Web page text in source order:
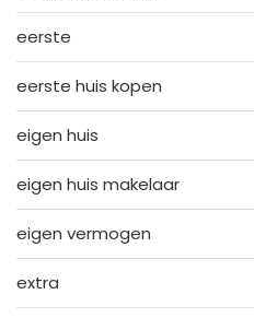
eerste
eerste huis kopen
eigen huis
eigen huis makelaar
eigen vermogen
extra